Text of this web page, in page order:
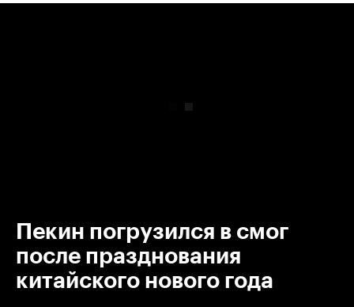
Пекин погрузился в смог
после празднования
китайского нового года